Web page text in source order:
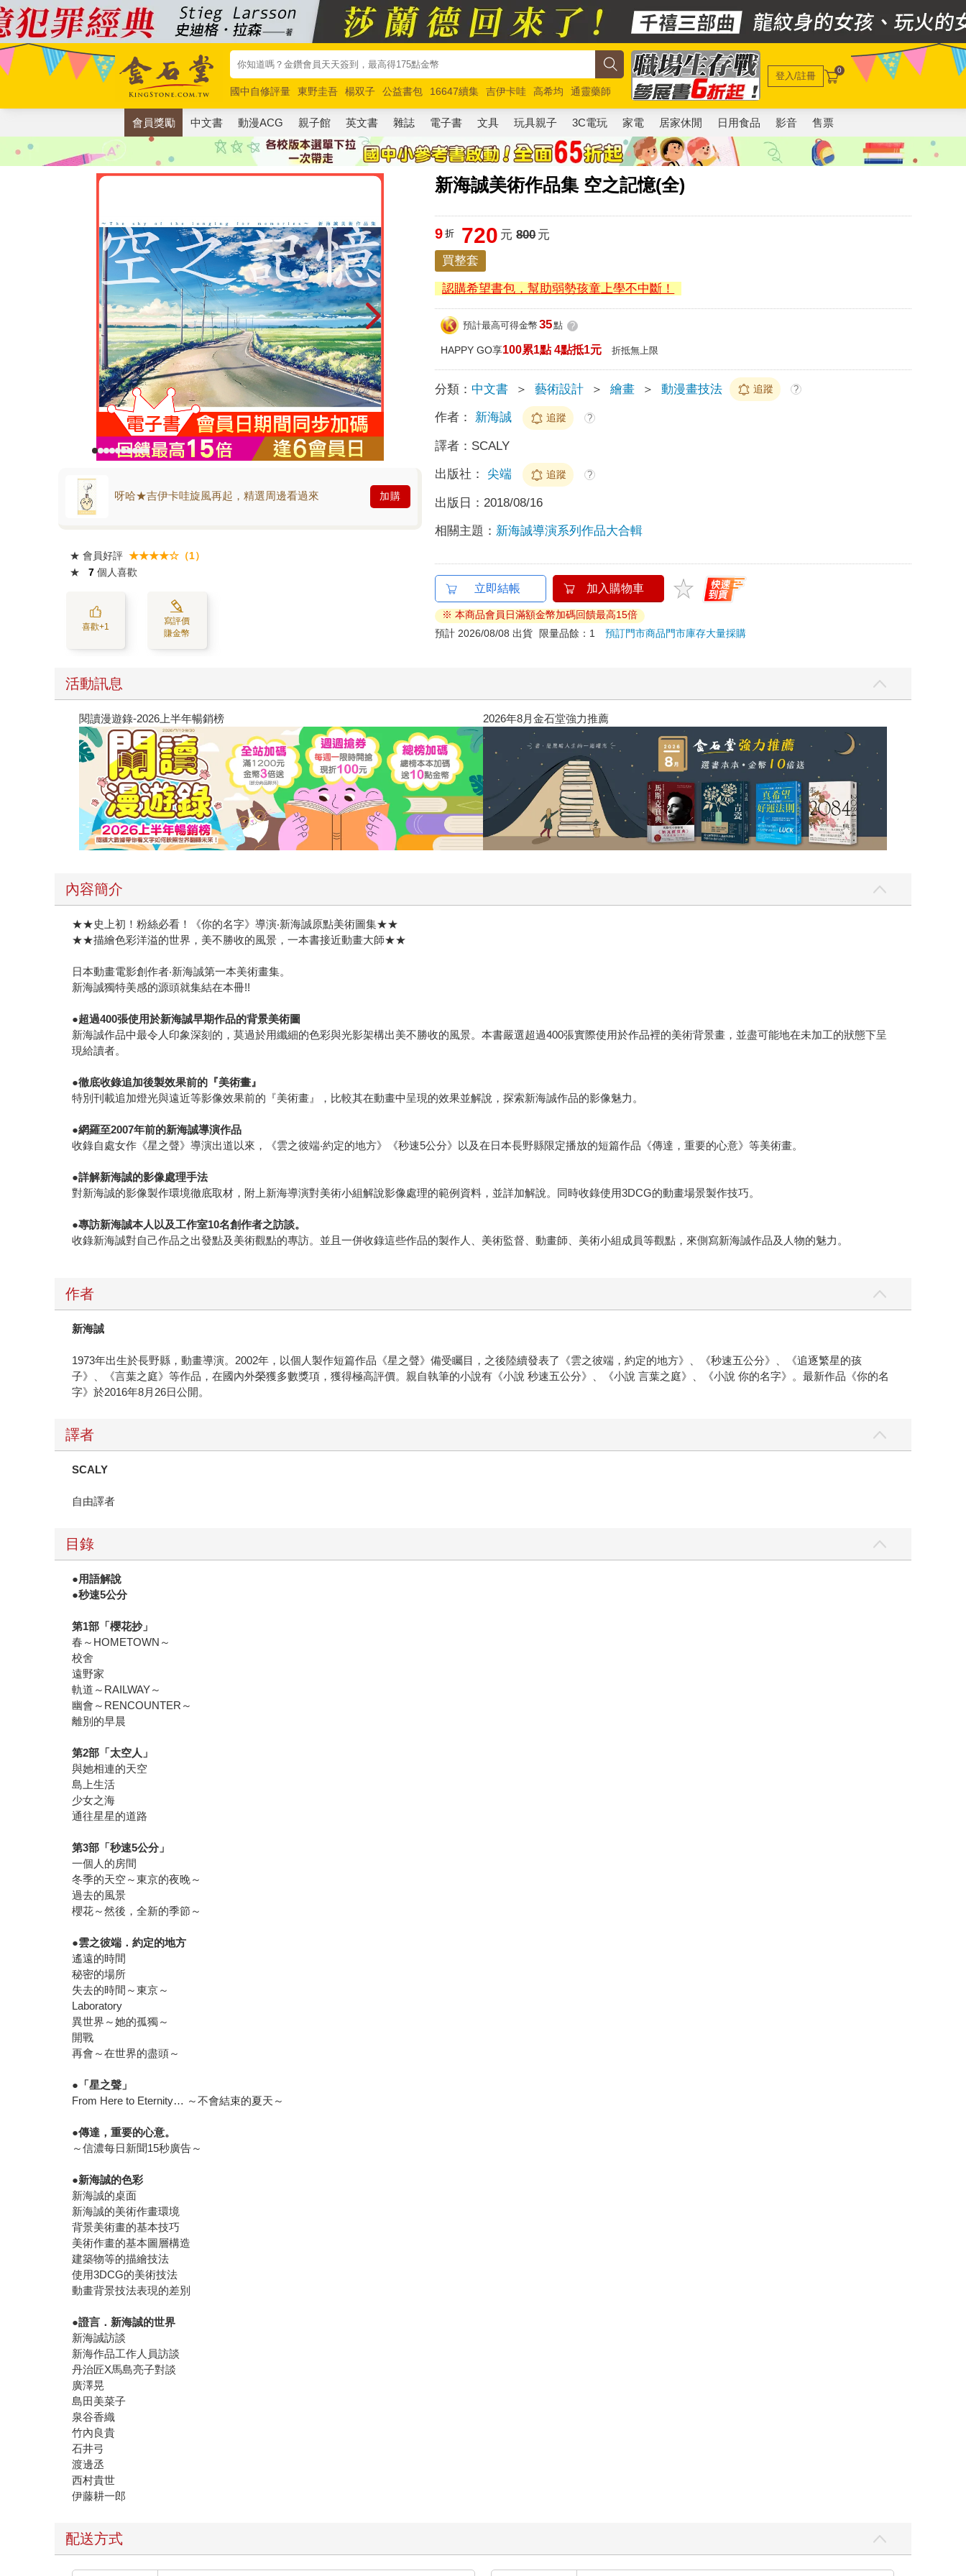
國中自修評量 東野圭吾 楊双子 公益書包 16647續集 吉伊卡哇 高希均
通靈藥師
唯紅花綻放
奧德賽 路邊攤新作 馬斯克 玩具總動員5 超慢跑
登入/註冊 0
會員獎勵 中文書 動漫ACG 親子館 英文書 雜誌 電子書 文具 玩具親子 3C電玩 家電 居家休閒 日用食品 影音 售票
新海誠美術作品集 空之記憶(全)
呀哈★吉伊卡哇旋風再起，精選周邊看過來 加購
★ 會員好評 ★★★★☆（1）
★
7 個人喜歡
喜歡+1
寫評價
賺金幣
9 折 720 元 800元
買整套
認購希望書包，幫助弱勢孩童上學不中斷！
預計最高可得金幣 35點 ?
HAPPY GO享100累1點 4點抵1元 折抵無上限
分類： 中文書 ＞ 藝術設計 ＞ 繪畫 ＞ 動漫畫技法 追蹤 ?
作者： 新海誠 追蹤 ?
譯者： SCALY
出版社： 尖端 追蹤 ?
出版日： 2018/08/16
相關主題： 新海誠導演系列作品大合輯
立即結帳 加入購物車
※ 本商品會員日滿額金幣加碼回饋最高15倍
預計 2026/08/08 出貨
限量品餘：1預訂門市商品門市庫存大量採購
活動訊息
閱讀漫遊錄-2026上半年暢銷榜 2026年8月金石堂強力推薦
內容簡介
★★史上初！粉絲必看！《你的名字》導演‧新海誠原點美術圖集★★
★★描繪色彩洋溢的世界，美不勝收的風景，一本書接近動畫大師★★
日本動畫電影創作者‧新海誠第一本美術畫集。
新海誠獨特美感的源頭就集結在本冊!!
●超過400張使用於新海誠早期作品的背景美術圖
新海誠作品中最令人印象深刻的，莫過於用纖細的色彩與光影架構出美不勝收的風景。本書嚴選超過400張實際使用於作品裡的美術背景畫，並盡可能地在未加工的狀態下呈
現給讀者。
●徹底收錄追加後製效果前的『美術畫』
特別刊載追加燈光與遠近等影像效果前的『美術畫』，比較其在動畫中呈現的效果並解說，探索新海誠作品的影像魅力。
●網羅至2007年前的新海誠導演作品
收錄自處女作《星之聲》導演出道以來，《雲之彼端‧約定的地方》《秒速5公分》以及在日本長野縣限定播放的短篇作品《傳達，重要的心意》等美術畫。
●詳解新海誠的影像處理手法
對新海誠的影像製作環境徹底取材，附上新海導演對美術小組解說影像處理的範例資料，並詳加解說。同時收錄使用3DCG的動畫場景製作技巧。
●專訪新海誠本人以及工作室10名創作者之訪談。
收錄新海誠對自己作品之出發點及美術觀點的專訪。並且一併收錄這些作品的製作人、美術監督、動畫師、美術小組成員等觀點，來側寫新海誠作品及人物的魅力。
作者
新海誠
1973年出生於長野縣，動畫導演。2002年，以個人製作短篇作品《星之聲》備受矚目，之後陸續發表了《雲之彼端，約定的地方》、《秒速五公分》、《追逐繁星的孩
子》、《言葉之庭》等作品，在國內外榮獲多數獎項，獲得極高評價。親自執筆的小說有《小說 秒速五公分》、《小說 言葉之庭》、《小說 你的名字》。最新作品《你的名
字》於2016年8月26日公開。
譯者
SCALY
自由譯者
目錄
●用語解說
●秒速5公分
第1部「櫻花抄」
春～HOMETOWN～
校舍
遠野家
軌道～RAILWAY～
幽會～RENCOUNTER～
離別的早晨
第2部「太空人」
與她相連的天空
島上生活
少女之海
通往星星的道路
第3部「秒速5公分」
一個人的房間
冬季的天空～東京的夜晚～
過去的風景
櫻花～然後，全新的季節～
●雲之彼端．約定的地方
遙遠的時間
秘密的場所
失去的時間～東京～
Laboratory
異世界～她的孤獨～
開戰
再會～在世界的盡頭～
● 「星之聲」
From Here to Eternity… ～不會結束的夏天～
●傳達，重要的心意。
～信濃每日新聞15秒廣告～
●新海誠的色彩
新海誠的桌面
新海誠的美術作畫環境
背景美術畫的基本技巧
美術作畫的基本圖層構造
建築物等的描繪技法
使用3DCG的美術技法
動畫背景技法表現的差別
●證言．新海誠的世界
新海誠訪談
新海作品工作人員訪談
丹治匠X馬島亮子對談
廣澤晃
島田美菜子
泉谷香織
竹內良貴
石井弓
渡邊丞
西村貴世
伊藤耕一郎
配送方式